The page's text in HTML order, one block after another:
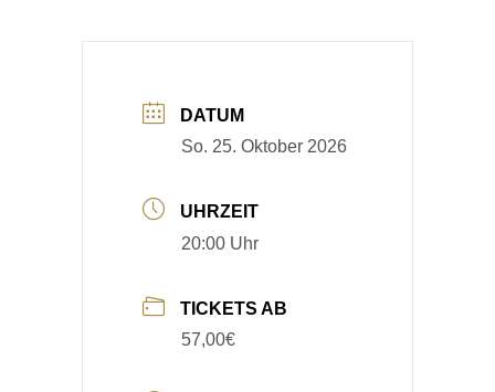
DATUM
So. 25. Oktober 2026
UHRZEIT
20:00 Uhr
TICKETS AB
57,00€